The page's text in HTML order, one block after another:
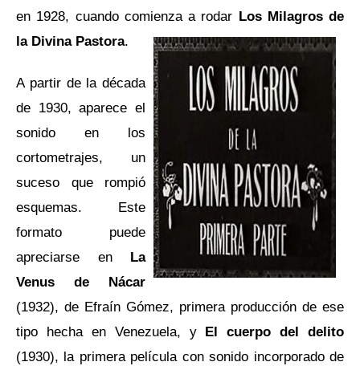
en 1928, cuando comienza a rodar Los Milagros de
la Divina Pastora.
A partir de la década
de 1930, aparece el
sonido en los
cortometrajes, un
suceso que rompió
esquemas. Este
formato puede
apreciarse en La
Venus de Nácar
(1932), de Efraín Gómez, primera producción de ese
tipo hecha en Venezuela, y El cuerpo del delito
(1930), la primera película con sonido incorporado de